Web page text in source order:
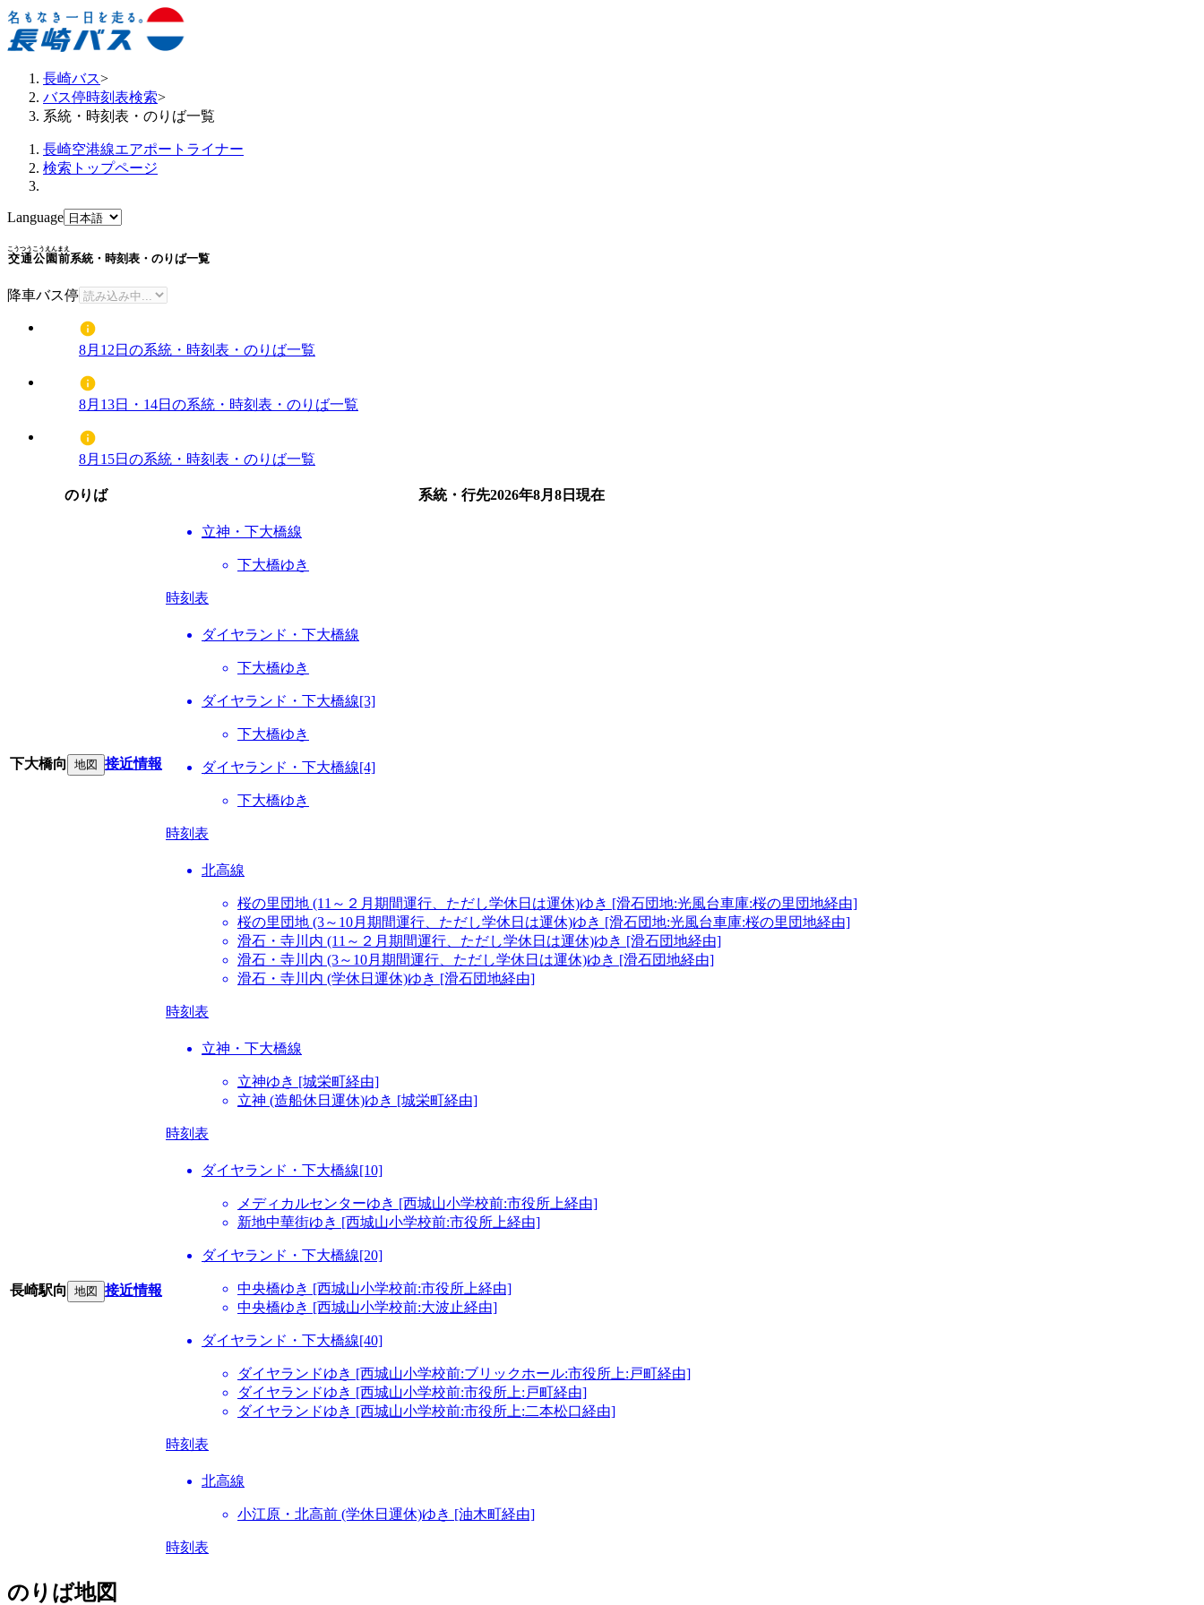
長崎バス>
バス停時刻表検索>
系統・時刻表・のりば一覧
長崎空港線エアポートライナー
検索トップページ
Language
交通公園前
こうつうこうえんまえ
系統・時刻表・のりば一覧
降車バス停
8月12日の系統・時刻表・のりば一覧
8月13日・14日の系統・時刻表・のりば一覧
8月15日の系統・時刻表・のりば一覧
のりば 系統・行先2026年8月8日 現在
下大橋向 地図 接近情報
立神・下大橋線
下大橋ゆき
時刻表
ダイヤランド・下大橋線
下大橋ゆき
ダイヤランド・下大橋線[3]
下大橋ゆき
ダイヤランド・下大橋線[4]
下大橋ゆき
時刻表
北高線
桜の里団地 (11～２月期間運行、ただし学休日は運休)ゆき [滑石団地:光風台車庫:桜の里団地経由]
桜の里団地 (3～10月期間運行、ただし学休日は運休)ゆき [滑石団地:光風台車庫:桜の里団地経由]
滑石・寺川内 (11～２月期間運行、ただし学休日は運休)ゆき [滑石団地経由]
滑石・寺川内 (3～10月期間運行、ただし学休日は運休)ゆき [滑石団地経由]
滑石・寺川内 (学休日運休)ゆき [滑石団地経由]
時刻表
長崎駅向 地図 接近情報
立神・下大橋線
立神ゆき [城栄町経由]
立神 (造船休日運休)ゆき [城栄町経由]
時刻表
ダイヤランド・下大橋線[10]
メディカルセンターゆき [西城山小学校前:市役所上経由]
新地中華街ゆき [西城山小学校前:市役所上経由]
ダイヤランド・下大橋線[20]
中央橋ゆき [西城山小学校前:市役所上経由]
中央橋ゆき [西城山小学校前:大波止経由]
ダイヤランド・下大橋線[40]
ダイヤランドゆき [西城山小学校前:ブリックホール:市役所上:戸町経由]
ダイヤランドゆき [西城山小学校前:市役所上:戸町経由]
ダイヤランドゆき [西城山小学校前:市役所上:二本松口経由]
時刻表
北高線
小江原・北高前 (学休日運休)ゆき [油木町経由]
時刻表
のりば地図